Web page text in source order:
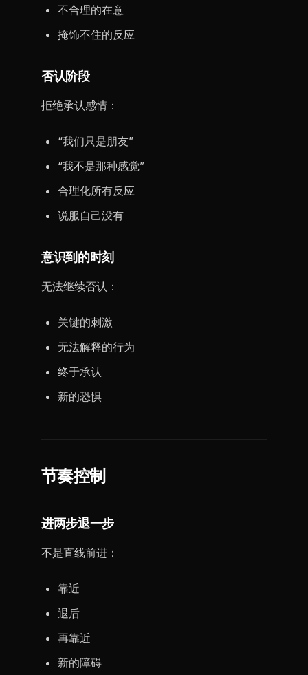
不合理的在意
掩饰不住的反应
否认阶段
拒绝承认感情：
“我们只是朋友”
“我不是那种感觉”
合理化所有反应
说服自己没有
意识到的时刻
无法继续否认：
关键的刺激
无法解释的行为
终于承认
新的恐惧
节奏控制
进两步退一步
不是直线前进：
靠近
退后
再靠近
新的障碍